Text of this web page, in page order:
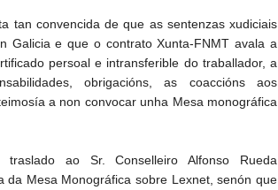
tan convencida de que as sentenzas xudiciais
Galicia e que o contrato Xunta-FNMT avala a
persoal e intransferible do traballador, a
obrigacións, as coaccións aos
a non convocar unha Mesa monográfica
ao Sr. Conselleiro Alfonso Rueda
da Mesa Monográfica sobre Lexnet, senón que